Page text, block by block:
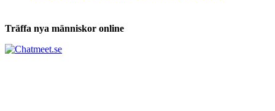
Träffa nya människor online